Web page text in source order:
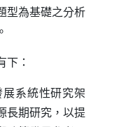
型為基礎之分析
：
系統性研究架
長期研究，以提